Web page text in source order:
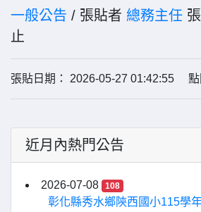
一般公告 / 張貼者 總務主任
止
張貼日期： 2026-05-27 01:42:55 點
近月內熱門公告
2026-07-08 108
彰化縣秀水鄉陝西國小115學